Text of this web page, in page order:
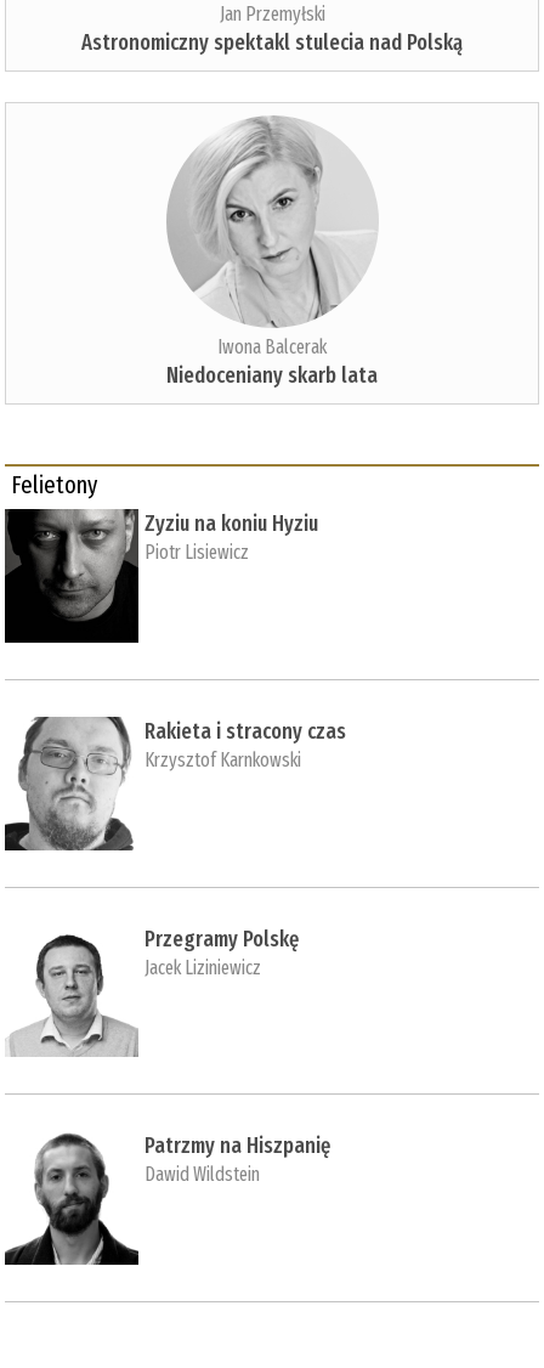
Jan Przemyłski
Astronomiczny spektakl stulecia nad Polską
Iwona Balcerak
Niedoceniany skarb lata
Felietony
Zyziu na koniu Hyziu
Piotr Lisiewicz
Rakieta i stracony czas
Krzysztof Karnkowski
Przegramy Polskę
Jacek Liziniewicz
Patrzmy na Hiszpanię
Dawid Wildstein